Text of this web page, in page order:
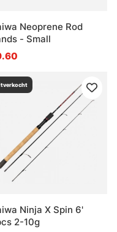
Neoprene Rod
- Small
Ninja X Spin 6'
2-10g